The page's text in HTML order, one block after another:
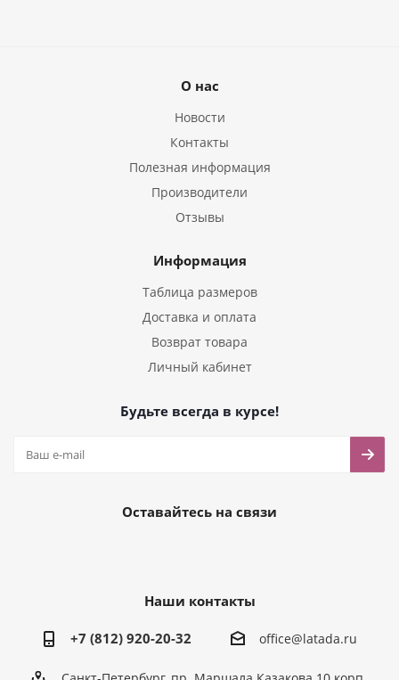
О нас
Новости
Контакты
Полезная информация
Производители
Отзывы
Информация
Таблица размеров
Доставка и оплата
Возврат товара
Личный кабинет
Будьте всегда в курсе!
Оставайтесь на связи
Наши контакты
+7 (812) 920-20-32 office@latada.ru